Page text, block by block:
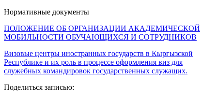
Нормативные документы
ПОЛОЖЕНИЕ ОБ ОРГАНИЗАЦИИ АКАДЕМИЧЕСКОЙ
МОБИЛЬНОСТИ ОБУЧАЮЩИХСЯ И СОТРУДНИКОВ
Визовые центры иностранных государств в Кыргызской
Республике и их роль в процессе оформления виз для
служебных командировок государственных служащих.
Поделиться записью: